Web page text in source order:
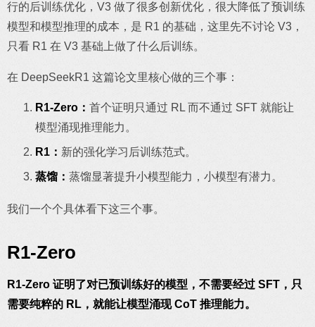
行的后训练优化，V3 做了很多创新优化，很大降低了预训练
模型和模型推理的成本，是 R1 的基础，这里先不讨论 V3，
只看 R1 在 V3 基础上做了什么后训练。
在 DeepSeekR1 这篇论文里核心做的三个事：
R1-Zero： 首个证明只通过 RL 而不通过 SFT 就能让
模型涌现推理能力。
R1： 新的强化学习后训练范式。
蒸馏： 蒸馏显著提升小模型能力，小模型有潜力。
我们一个个具体看下这三个事。
R1-Zero
R1-Zero 证明了对已预训练好的模型，不需要经过 SFT ，只
需要纯粹的 RL ，就能让模型涌现CoT 推理能力。